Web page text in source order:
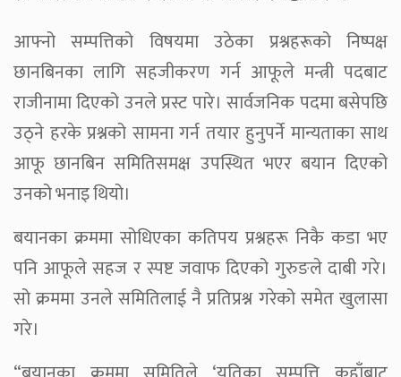
आफ्नो सम्पत्तिको विषयमा उठेका प्रश्नहरूको निष्पक्ष
छानबिनका लागि सहजीकरण गर्न आफूले मन्त्री पदबाट
राजीनामा दिएको उनले प्रस्ट पारे। सार्वजनिक पदमा बसेपछि
उठ्ने हरके प्रश्नको सामना गर्न तयार हुनुपर्ने मान्यताका साथ
आफू छानबिन समितिसमक्ष उपस्थित भएर बयान दिएको
उनको भनाइ थियो।
बयानका क्रममा सोधिएका कतिपय प्रश्नहरू निकै कडा भए
पनि आफूले सहज र स्पष्ट जवाफ दिएको गुरुङले दाबी गरे।
सो क्रममा उनले समितिलाई नै प्रतिप्रश्न गरेको समेत खुलासा
गरे।